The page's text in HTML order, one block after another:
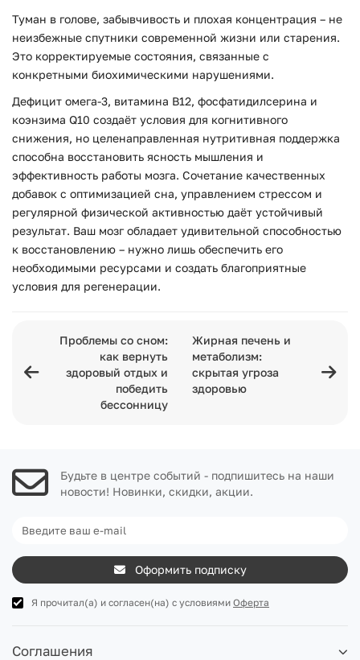
Туман в голове, забывчивость и плохая концентрация – не
неизбежные спутники современной жизни или старения.
Это корректируемые состояния, связанные с
конкретными биохимическими нарушениями.
Дефицит омега-3, витамина B12, фосфатидилсерина и
коэнзима Q10 создаёт условия для когнитивного
снижения, но целенаправленная нутритивная поддержка
способна восстановить ясность мышления и
эффективность работы мозга. Сочетание качественных
добавок с оптимизацией сна, управлением стрессом и
регулярной физической активностью даёт устойчивый
результат. Ваш мозг обладает удивительной способностью
к восстановлению – нужно лишь обеспечить его
необходимыми ресурсами и создать благоприятные
условия для регенерации.
Проблемы со сном:
как вернуть
здоровый отдых и
победить
бессонницу
Жирная печень и
метаболизм:
скрытая угроза
здоровью
Будьте в центре событий - подпишитесь на наши
новости! Новинки, скидки, акции.
Оформить подписку
Я прочитал(а) и согласен(на) с условиями Оферта
Соглашения